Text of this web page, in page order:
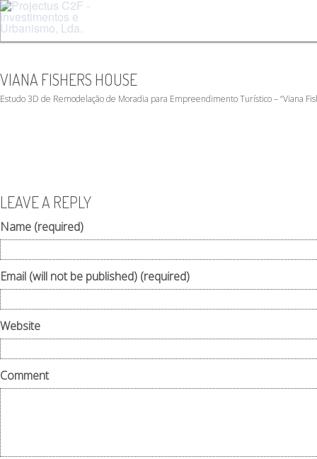
VIANA FISHERS HOUSE
Estudo 3D de Remodelação de Moradia para Empreendimento Turístico – “Viana
LEAVE A REPLY
Name (required)
Email (will not be published) (required)
Website
Comment